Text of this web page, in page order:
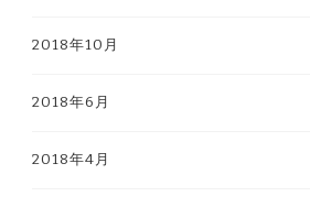
2018年10月
2018年6月
2018年4月